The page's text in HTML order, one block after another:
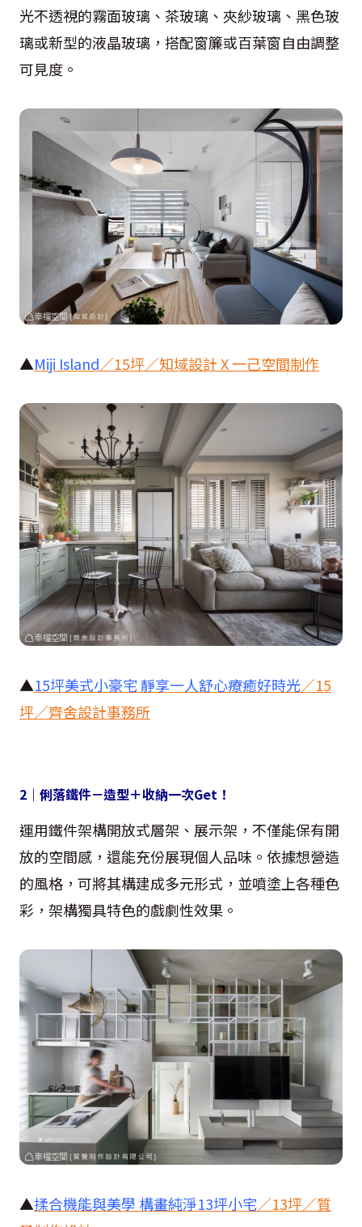
光不透視的霧面玻璃、茶玻璃、夾紗玻璃、黑色玻
璃或新型的液晶玻璃，搭配窗簾或百葉窗自由調整
可見度。
▲Miji Island／15坪／知域設計 X 一己空間制作
▲15坪美式小豪宅 靜享一人舒心療癒好時光／15
坪／齊舍設計事務所
2｜俐落鐵件－造型＋收納一次Get ！
運用鐵件架構開放式層架、展示架，不僅能保有開
放的空間感，還能充份展現個人品味。依據想營造
的風格，可將其構建成多元形式，並噴塗上各種色
彩，架構獨具特色的戲劇性效果。
▲揉合機能與美學 構畫純淨13坪小宅／13坪／質